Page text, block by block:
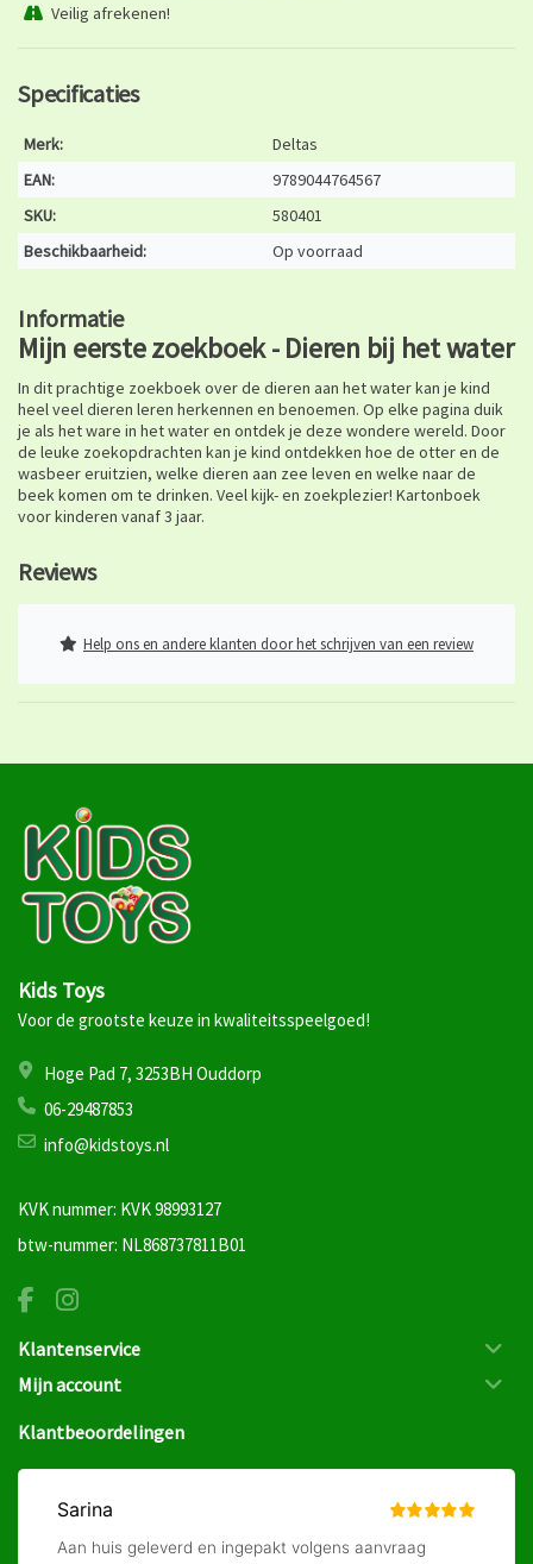
Veilig afrekenen!
Specificaties
Merk:
Deltas
EAN:
9789044764567
SKU:
580401
Beschikbaarheid:
Op voorraad
Informatie
Mijn eerste zoekboek - Dieren bij het water
In dit prachtige zoekboek over de dieren aan het water kan je kind
heel veel dieren leren herkennen en benoemen. Op elke pagina duik
je als het ware in het water en ontdek je deze wondere wereld. Door
de leuke zoekopdrachten kan je kind ontdekken hoe de otter en de
wasbeer eruitzien, welke dieren aan zee leven en welke naar de
beek komen om te drinken. Veel kijk- en zoekplezier! Kartonboek
voor kinderen vanaf 3 jaar.
Reviews
Help ons en andere klanten door het schrijven van een review
Kids Toys
Voor de grootste keuze in kwaliteitsspeelgoed!
Hoge Pad 7, 3253BH Ouddorp
06-29487853
info@kidstoys.nl
KVK nummer: KVK 98993127
btw-nummer: NL868737811B01
Klantenservice
Mijn account
Klantbeoordelingen